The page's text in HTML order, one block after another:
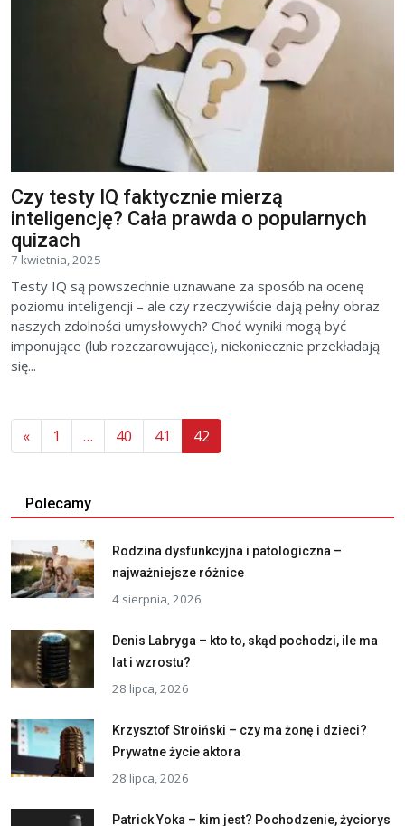
Czy testy IQ faktycznie mierzą
inteligencję? Cała prawda o popularnych
quizach
7 kwietnia, 2025
Testy IQ są powszechnie uznawane za sposób na ocenę
poziomu inteligencji – ale czy rzeczywiście dają pełny obraz
naszych zdolności umysłowych? Choć wyniki mogą być
imponujące (lub rozczarowujące), niekoniecznie przekładają
się...
« 1 … 40 41 42
Polecamy
Rodzina dysfunkcyjna i patologiczna –
najważniejsze różnice
4 sierpnia, 2026
Denis Labryga – kto to, skąd pochodzi, ile ma
lat i wzrostu?
28 lipca, 2026
Krzysztof Stroiński – czy ma żonę i dzieci?
Prywatne życie aktora
28 lipca, 2026
Patrick Yoka – kim jest? Pochodzenie, życiorys